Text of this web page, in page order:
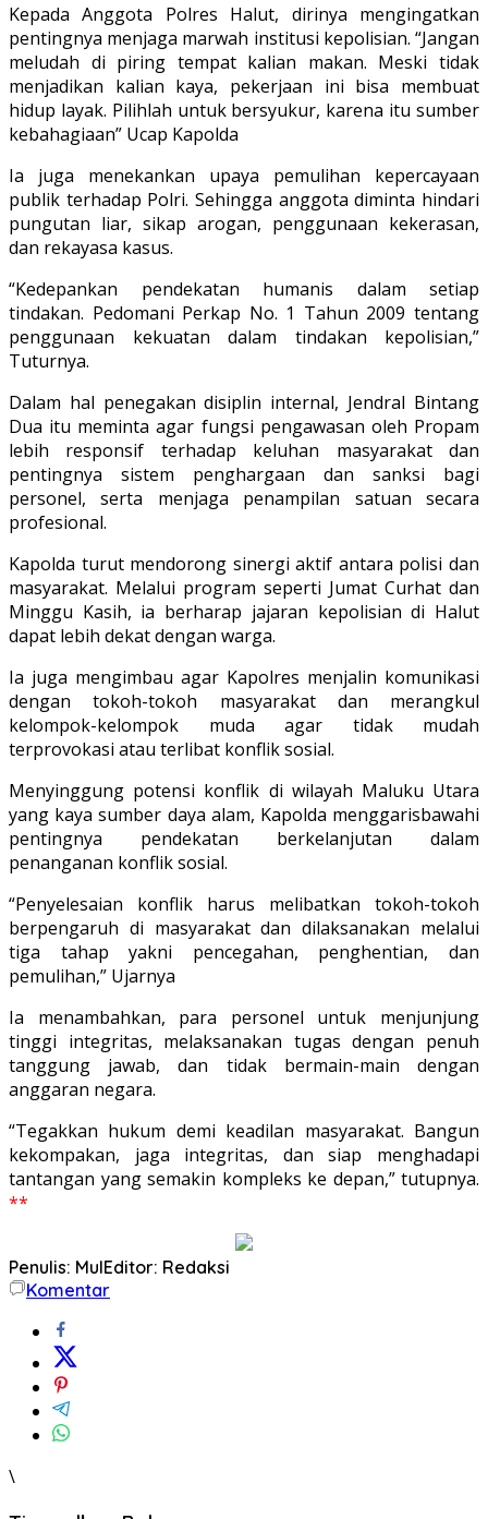
Kepada Anggota Polres Halut, dirinya mengingatkan
pentingnya menjaga marwah institusi kepolisian. “Jangan
meludah di piring tempat kalian makan. Meski tidak
menjadikan kalian kaya, pekerjaan ini bisa membuat
hidup layak. Pilihlah untuk bersyukur, karena itu sumber
kebahagiaan” Ucap Kapolda
Ia juga menekankan upaya pemulihan kepercayaan
publik terhadap Polri. Sehingga anggota diminta hindari
pungutan liar, sikap arogan, penggunaan kekerasan,
dan rekayasa kasus.
“Kedepankan pendekatan humanis dalam setiap
tindakan. Pedomani Perkap No. 1 Tahun 2009 tentang
penggunaan kekuatan dalam tindakan kepolisian,”
Tuturnya.
Dalam hal penegakan disiplin internal, Jendral Bintang
Dua itu meminta agar fungsi pengawasan oleh Propam
lebih responsif terhadap keluhan masyarakat dan
pentingnya sistem penghargaan dan sanksi bagi
personel, serta menjaga penampilan satuan secara
profesional.
Kapolda turut mendorong sinergi aktif antara polisi dan
masyarakat. Melalui program seperti Jumat Curhat dan
Minggu Kasih, ia berharap jajaran kepolisian di Halut
dapat lebih dekat dengan warga.
Ia juga mengimbau agar Kapolres menjalin komunikasi
dengan tokoh-tokoh masyarakat dan merangkul
kelompok-kelompok muda agar tidak mudah
terprovokasi atau terlibat konflik sosial.
Menyinggung potensi konflik di wilayah Maluku Utara
yang kaya sumber daya alam, Kapolda menggarisbawahi
pentingnya pendekatan berkelanjutan dalam
penanganan konflik sosial.
“Penyelesaian konflik harus melibatkan tokoh-tokoh
berpengaruh di masyarakat dan dilaksanakan melalui
tiga tahap yakni pencegahan, penghentian, dan
pemulihan,” Ujarnya
Ia menambahkan, para personel untuk menjunjung
tinggi integritas, melaksanakan tugas dengan penuh
tanggung jawab, dan tidak bermain-main dengan
anggaran negara.
“Tegakkan hukum demi keadilan masyarakat. Bangun
kekompakan, jaga integritas, dan siap menghadapi
tantangan yang semakin kompleks ke depan,” tutupnya.
**
Penulis: MulEditor: Redaksi
Komentar
\